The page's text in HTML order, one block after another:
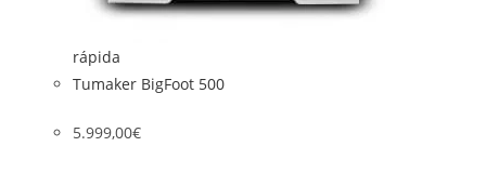
rápida
Tumaker BigFoot 500
5.999,00€